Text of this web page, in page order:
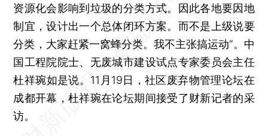
资源化会影响到垃圾的分类方式。因此各地要因地
制宜，设计出一个总体闭环方案。而不是上级说要
分类，大家赶紧一窝蜂分类。我不主张搞运动”。中
国工程院院士、无废城市建设试点专家委员会主任
杜祥琬如是说。11月19日，社区废弃物管理论坛在
成都开幕，杜祥琬在论坛期间接受了财新记者的采
访。